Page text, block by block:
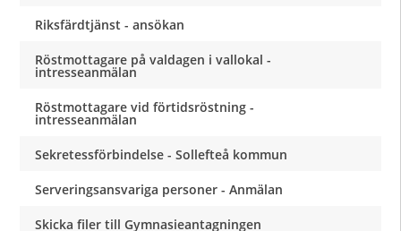
Riksfärdtjänst - ansökan
Röstmottagare på valdagen i vallokal -
intresseanmälan
Röstmottagare vid förtidsröstning -
intresseanmälan
Sekretessförbindelse - Sollefteå kommun
Serveringsansvariga personer - Anmälan
Skicka filer till Gymnasieantagningen